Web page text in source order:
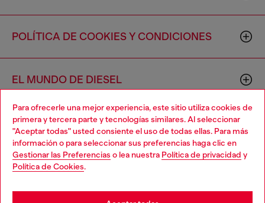
Para ofrecerle una mejor experiencia, este sitio utiliza cookies de
primera y tercera parte y tecnologías similares. Al seleccionar
"Aceptar todas" usted consiente el uso de todas ellas. Para más
información o para seleccionar sus preferencias haga clic en
Gestionar las Preferencias o lea nuestra Política de privacidad y
Política de Cookies.
POLÍTICA DE COOKIES Y CONDICIONES
EL MUNDO DE DIESEL
CORPORACIÓN